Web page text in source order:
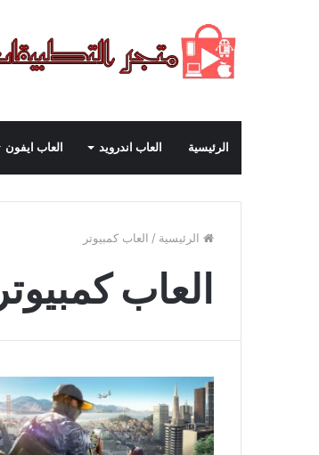
الرئيسية العاب اندرويد العاب ايفون
الرئيسية / العاب كمبيوتر
العاب كمبيوتر